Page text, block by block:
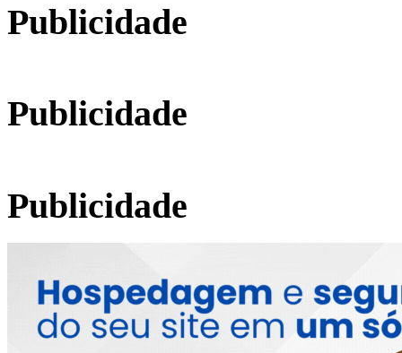
Publicidade
Publicidade
Publicidade